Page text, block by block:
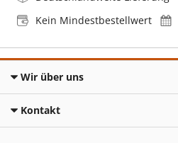
Kein Mindestbestellwert
Wir über uns
Kontakt